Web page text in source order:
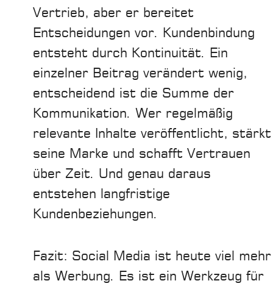
Vertrieb, aber er bereitet
Entscheidungen vor. Kundenbindung
entsteht durch Kontinuität. Ein
einzelner Beitrag verändert wenig,
entscheidend ist die Summe der
Kommunikation. Wer regelmäßig
relevante Inhalte veröffentlicht, stärkt
seine Marke und schafft Vertrauen
über Zeit. Und genau daraus
entstehen langfristige
Kundenbeziehungen.
Fazit: Social Media ist heute viel mehr
als Werbung. Es ist ein Werkzeug für